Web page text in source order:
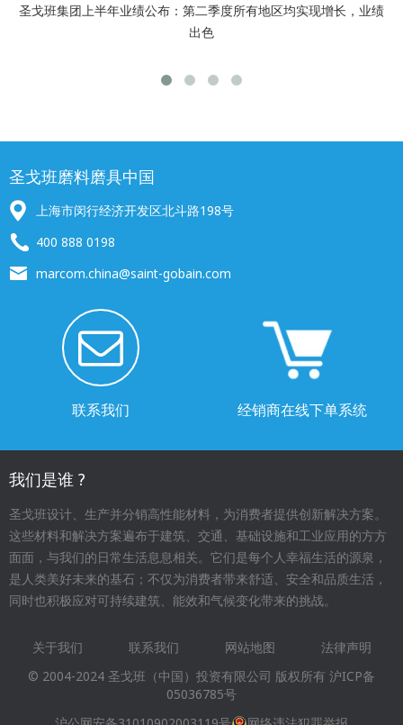
圣戈班集团上半年业绩公布：第二季度所有地区均实现增长，业绩
出色
圣戈班磨料磨具中国
上海市闵行经济开发区北斗路198号
400 888 0198
marcom.china@saint-gobain.com
联系我们 经销商在线下单系统
我们是谁 ?
圣戈班设计、生产并分销高性能材料，为消费者提供创新解决方案。
这些材料和解决方案遍布于建筑、交通、基础设施和工业应用的方方
面面，与我们的日常生活息息相关。它们是每个人幸福生活的源泉，
是人类美好未来的基石；不仅为消费者带来舒适、安全和品质生活，
同时也积极应对可持续建筑、能效和气候变化带来的挑战。
Footer
menu
关于我们 联系我们 网站地图
法律声明
© 2004-2024 圣戈班（中国）投资有限公司 版权所有 沪ICP备
05036785号